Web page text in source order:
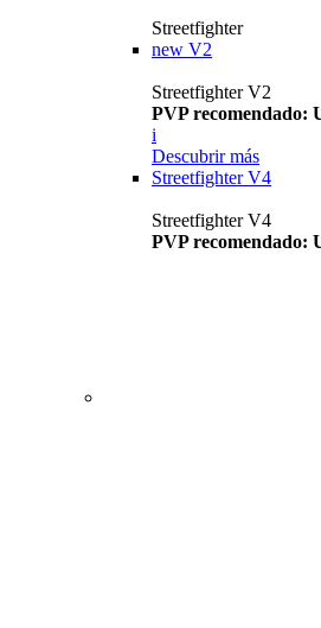
Streetfighter
new V2
Streetfighter V2
PVP recomendado:
i
Descubrir más
Streetfighter V4
Streetfighter V4
PVP recomendado: